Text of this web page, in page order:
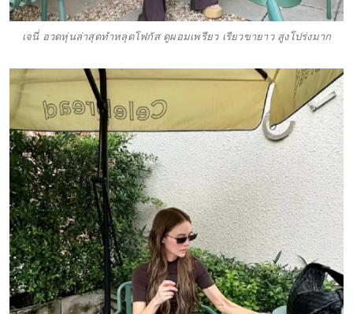
เจนี่ อวดหุ่นล่าสุดทำหลุดโฟกัส ดูผอมเพรียว เรียวขายาว สูงโปร่งมาก